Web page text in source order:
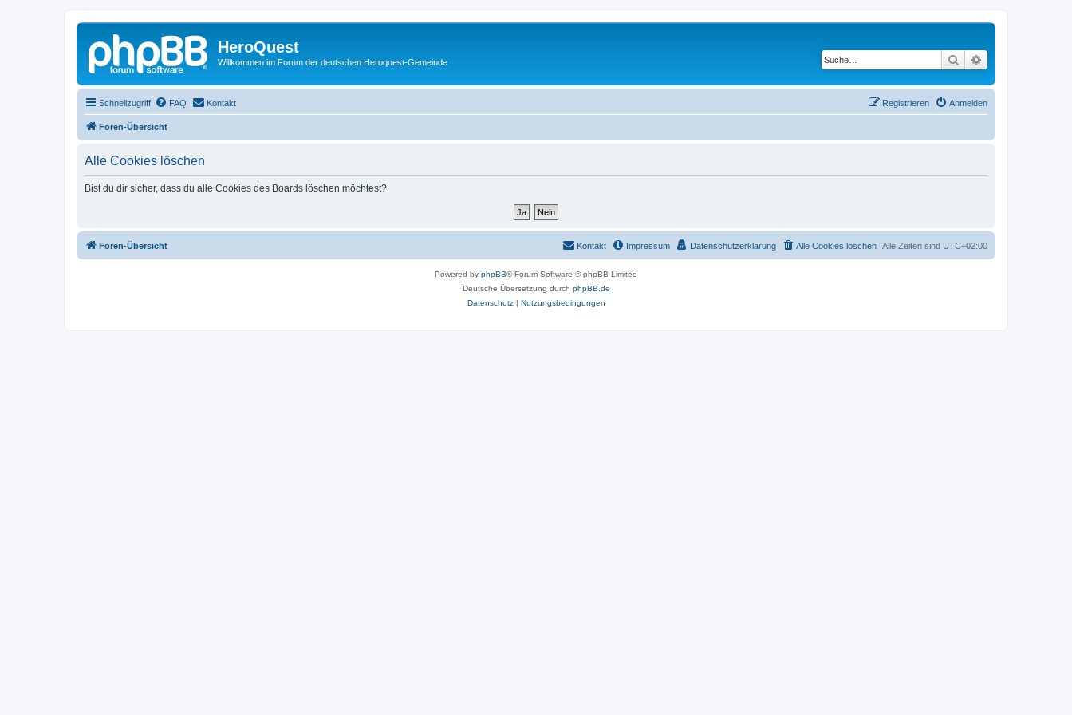
HeroQuest
Willkommen im Forum der deutschen Heroquest-Gemeinde Suche
Schnellzugriff FAQ Kontakt Anmelden
Registrieren
Foren-Übersicht
Alle Cookies löschen
Bist du dir sicher, dass du alle Cookies des Boards löschen möchtest?
Foren-Übersicht Alle Zeiten sind UTC+02:00
Alle Cookies löschen
Datenschutzerklärung
Impressum
Kontakt
Powered by phpBB® Forum Software © phpBB Limited
Deutsche Übersetzung durch phpBB.de
Datenschutz| Nutzungsbedingungen